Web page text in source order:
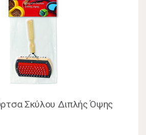
Σκύλου Διπλής Όψης